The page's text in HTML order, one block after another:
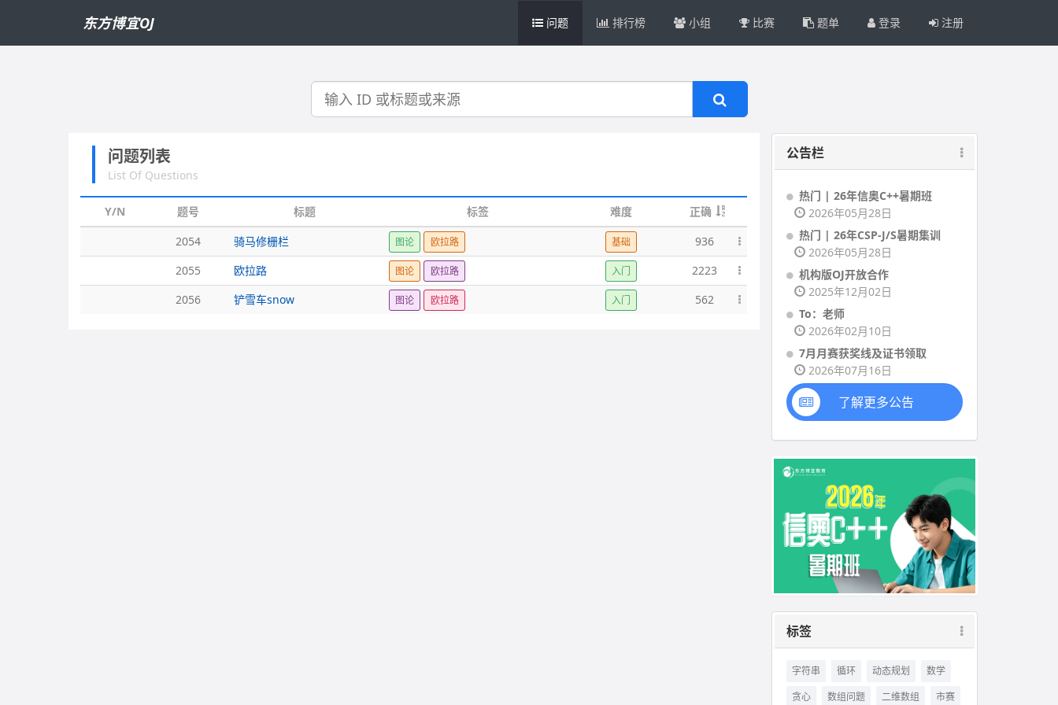
东方博宜OJ 问题 排行榜 小组 比赛 题单 登录 注册
搜
问题列表
List Of Questions
Y/N 题号 标题 标签 难度
正确
2054
骑马修栅栏 图论 欧拉路 基础
936
2055
欧拉路 图论 欧拉路 入门
2223
2056
铲雪车snow 图论 欧拉路 入门 562
公告栏
热门 | 26年信奥C++暑期班
2026年05月28日
热门 | 26年CSP-J/S暑期集训
2026年05月28日
机构版OJ开放合作
2025年12月02日
To：老师
2026年02月10日
7月月赛获奖线及证书领取
2026年07月16日
了解更多公告
标签
字符串 循环 动态规划
数学
贪心
数组问题 二维数组 市赛